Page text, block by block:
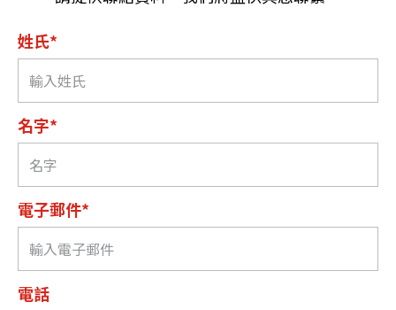
姓氏*
名字*
電子郵件*
電話